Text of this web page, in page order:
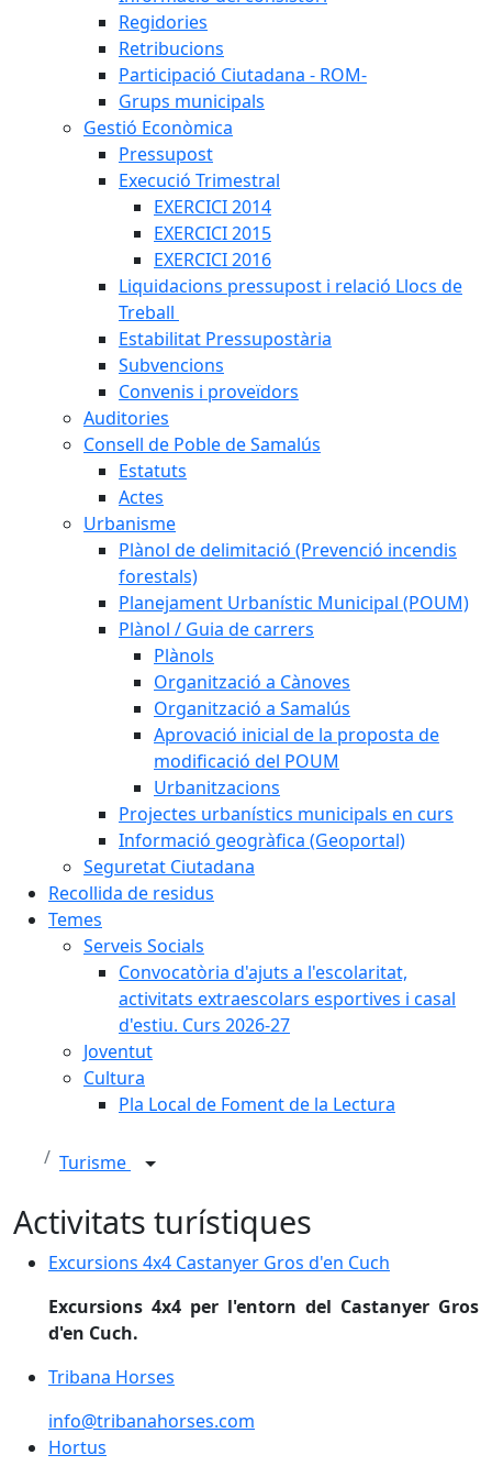
Regidories
Retribucions
Participació Ciutadana - ROM-
Grups municipals
Gestió Econòmica
Pressupost
Execució Trimestral
EXERCICI 2014
EXERCICI 2015
EXERCICI 2016
Liquidacions pressupost i relació Llocs de
Treball
Estabilitat Pressupostària
Subvencions
Convenis i proveïdors
Auditories
Consell de Poble de Samalús
Estatuts
Actes
Urbanisme
Plànol de delimitació (Prevenció incendis
forestals)
Planejament Urbanístic Municipal (POUM)
Plànol / Guia de carrers
Plànols
Organització a Cànoves
Organització a Samalús
Aprovació inicial de la proposta de
modificació del POUM
Urbanitzacions
Projectes urbanístics municipals en curs
Informació geogràfica (Geoportal)
Seguretat Ciutadana
Recollida de residus
Temes
Serveis Socials
Convocatòria d'ajuts a l'escolaritat,
activitats extraescolars esportives i casal
d'estiu. Curs 2026-27
Joventut
Cultura
Pla Local de Foment de la Lectura
Turisme
Activitats turístiques
Excursions 4x4 Castanyer Gros d'en Cuch
Excursions 4x4 per l'entorn del Castanyer Gros
d'en Cuch.
Tribana Horses
Tribana Horses
info@tribanahorses.com
Hortus
Hortus